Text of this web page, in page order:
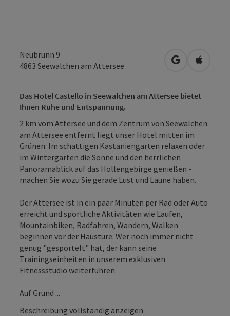
Neubrunn 9
4863 Seewalchen am Attersee in Google
in
Das Hotel Castello in Seewalchen am Attersee bietet
Ihnen Ruhe und Entspannung.
2 km vom Attersee und dem Zentrum von Seewalchen
am Attersee entfernt liegt unser Hotel mitten im
Grünen. Im schattigen Kastaniengarten relaxen oder
im Wintergarten die Sonne und den herrlichen
Panoramablick auf das Höllengebirge genießen -
machen Sie wozu Sie gerade Lust und Laune haben.
Der Attersee ist in ein paar Minuten per Rad oder Auto
erreicht und sportliche Aktivitäten wie Laufen,
Mountainbiken, Radfahren, Wandern, Walken
beginnen vor der Haustüre. Wer noch immer nicht
genug "gesportelt" hat, der kann seine
Trainingseinheiten in unserem exklusiven
Fitnessstudio weiterführen.
Auf Grund ...
Beschreibung vollständig anzeigen